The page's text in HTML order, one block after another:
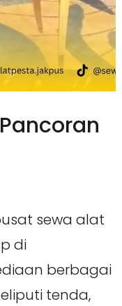
sewa alat
di
berbagai
tenda,